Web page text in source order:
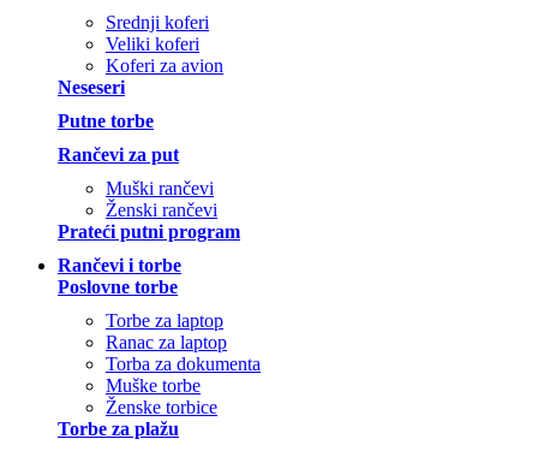
Srednji koferi
Veliki koferi
Koferi za avion
Neseseri
Putne torbe
Rančevi za put
Muški rančevi
Ženski rančevi
Prateći putni program
Rančevi i torbe
Poslovne torbe
Torbe za laptop
Ranac za laptop
Torba za dokumenta
Muške torbe
Ženske torbice
Torbe za plažu